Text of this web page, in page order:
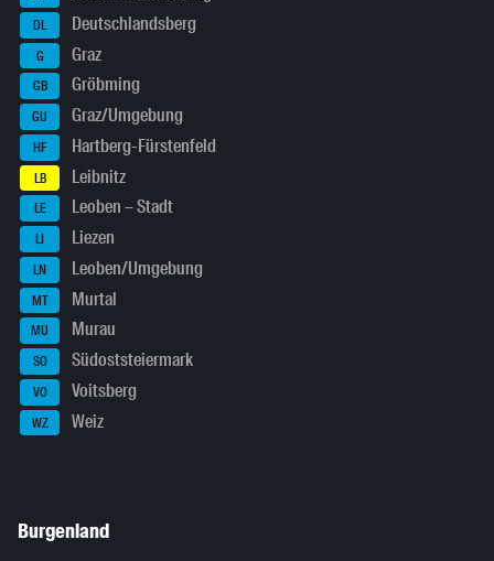
DL Deutschlandsberg
G Graz
GB Gröbming
GU Graz/Umgebung
HF Hartberg-Fürstenfeld
LB Leibnitz
LE Leoben – Stadt
LI Liezen
LN Leoben/Umgebung
MT Murtal
MU Murau
SO Südoststeiermark
VO Voitsberg
WZ Weiz
Burgenland